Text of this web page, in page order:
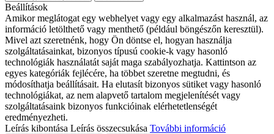
Beállítások
Amikor meglátogat egy webhelyet vagy egy alkalmazást használ, az
információ letölthető vagy menthető (például böngészőn keresztül).
Mivel azt szeretnénk, hogy Ön döntse el, hogyan használja
szolgáltatásainkat, bizonyos típusú cookie-k vagy hasonló
technológiák használatát saját maga szabályozhatja. Kattintson az
egyes kategóriák fejlécére, ha többet szeretne megtudni, és
módosíthatja beállításait. Ha elutasít bizonyos sütiket vagy hasonló
technológiákat, az nem alapvető tartalom megjelenítését vagy
szolgáltatásaink bizonyos funkcióinak elérhetetlenségét
eredményezheti.
Leírás kibontása Leírás összecsukása További információ